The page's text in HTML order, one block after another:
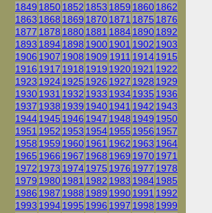
1849 18501852 1853 1859 18601862
1863 1868 1869 18701871 1875 1876
1877 1878 18801881 188418901892
1893 18941898 19001901 1902 1903
1906 1907 1908 1909 1911 19141915
1916 1917 1918 1919 19201921 1922
1923 19241925 1926 1927 1928 1929
19301931 1932 1933 19341935 1936
1937 1938 1939 19401941 1942 1943
19441945 1946 1947 1948 1949 1950
1951 1952 1953 19541955 1956 1957
1958 1959 19601961 1962 1963 1964
1965 1966 1967 1968 1969 19701971
1972 1973 19741975 1976 1977 1978
1979 19801981 1982 1983 19841985
1986 1987 1988 1989 19901991 1992
1993 19941995 1996 1997 1998 1999